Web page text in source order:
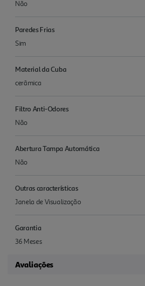
Não
Paredes Frias
Sim
Material da Cuba
cerâmica
Filtro Anti-Odores
Não
Abertura Tampa Automática
Não
Outras características
Janela de Visualização
Garantia
36 Meses
Avaliações